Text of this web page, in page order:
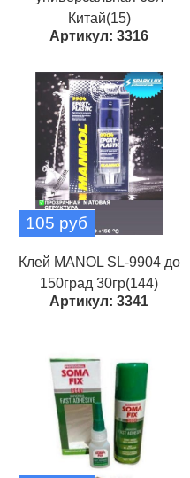
Китай(15)
Артикул: 3316
105 руб
Клей MANOL SL-9904 до
150град 30гр(144)
Артикул: 3341